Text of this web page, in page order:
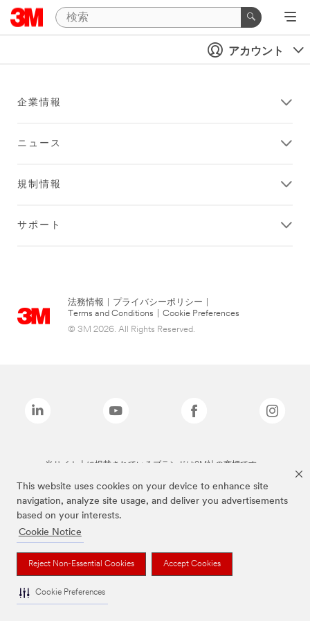
This website uses cookies on your device to enhance site
navigation, analyze site usage, and deliver you advertisements
based on your interests.
Cookie Notice
Reject Non-Essential Cookies Accept Cookies
Cookie Preferences
アカウント
企業情報
ニュース
規制情報
サポート
法務情報 プライバシーポリシー
Terms and Conditions
Cookie Preferences
© 3M 2026. All Rights Reserved.
当サイト上に掲載されているブランドは3M社の商標です。